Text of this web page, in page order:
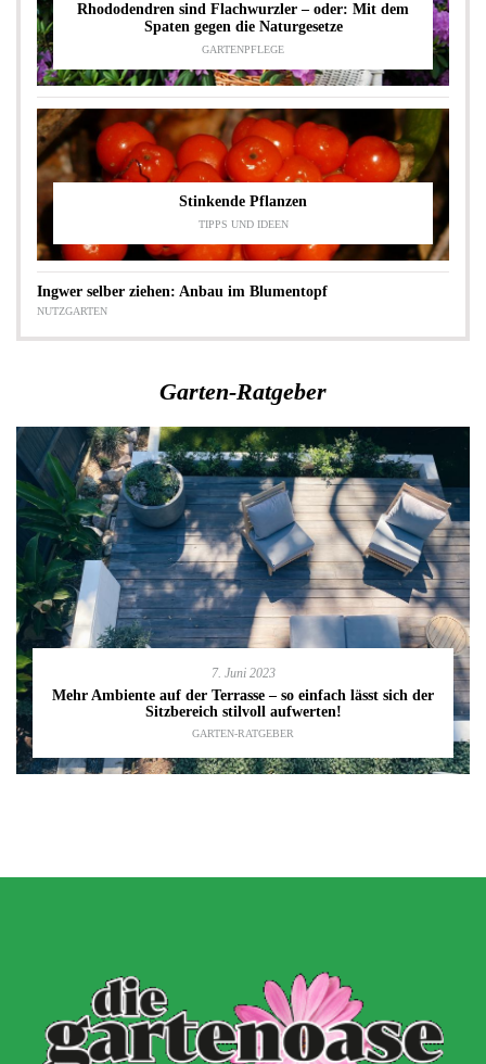
Rhododendren sind Flachwurzler – oder: Mit dem
Spaten gegen die Naturgesetze
GARTENPFLEGE
Stinkende Pflanzen
TIPPS UND IDEEN
Ingwer selber ziehen: Anbau im Blumentopf
NUTZGARTEN
Garten-Ratgeber
7. Juni 2023
Mehr Ambiente auf der Terrasse – so einfach lässt sich der
Sitzbereich stilvoll aufwerten!
GARTEN-RATGEBER